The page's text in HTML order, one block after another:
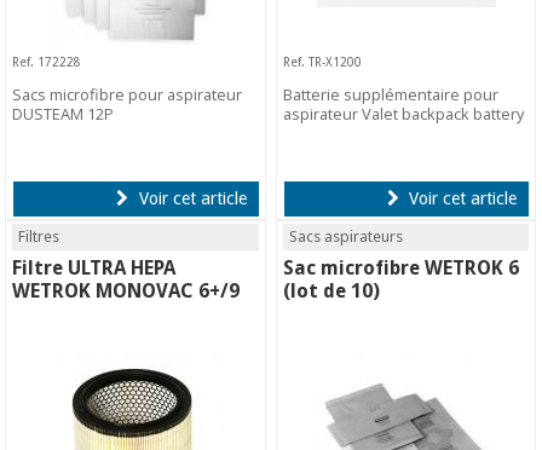
Ref. 172228
Sacs microfibre pour aspirateur
DUSTEAM 12P
Voir cet article
Ref. TR-X1200
Batterie supplémentaire pour
aspirateur Valet backpack battery
Voir cet article
Filtres
Filtre ULTRA HEPA
WETROK MONOVAC 6+/9
Sacs aspirateurs
Sac microfibre WETROK 6
(lot de 10)